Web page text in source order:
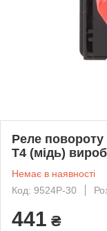
Реле повороту
T4 (мідь)
Немає в наявності
Код: 9524P-30
441 ₴